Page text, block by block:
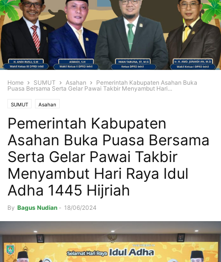
Home SUMUT Asahan
Pemerintah Kabupaten Asahan Buka
Puasa Bersama Serta Gelar Pawai Takbir Menyambut Hari...
SUMUT Asahan
Pemerintah Kabupaten
Asahan Buka Puasa Bersama
Serta Gelar Pawai Takbir
Menyambut Hari Raya Idul
Adha 1445 Hijriah
By Bagus Nudian - 18/06/2024